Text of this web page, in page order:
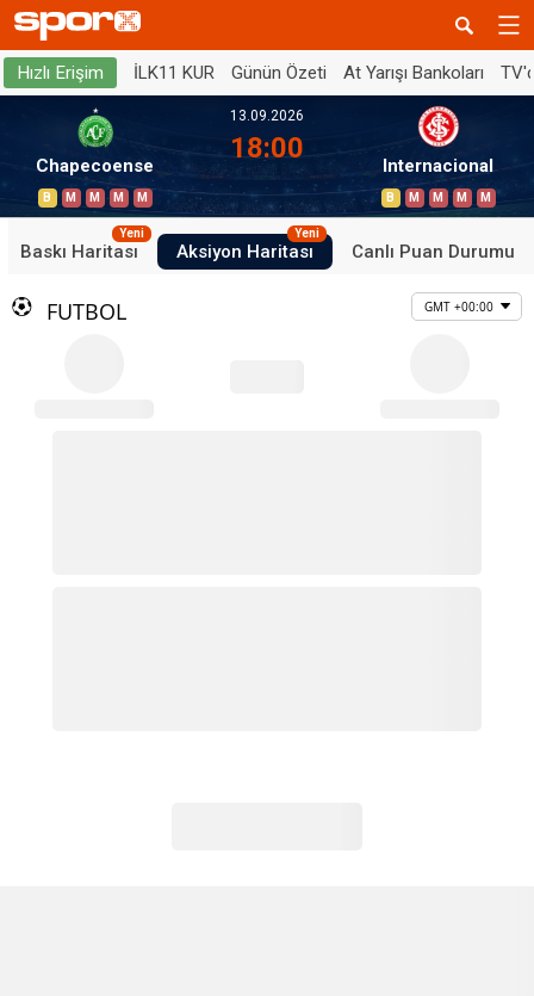
Hızlı Erişim İLK11 KUR Günün Özeti At Yarışı Bankoları
Chapecoense
B M M M M
13.09.2026
18:00
Internacional
B M M M M
Baskı Haritası
Yeni
Aksiyon Haritası
Yeni
Canlı Puan Durumu
FUTBOL GMT +00:00